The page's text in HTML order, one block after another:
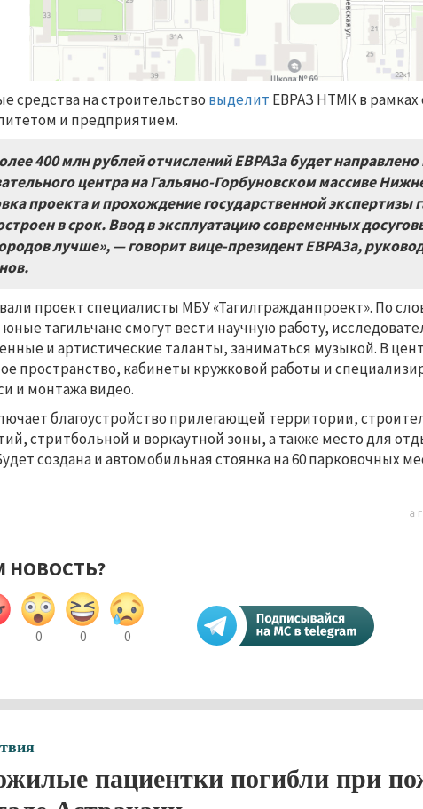
средства на строительство выделит ЕВРАЗ НТМК в
и предприятием.
400 млн рублей отчислений ЕВРАЗа будет
центра на Гальяно-Горбуновском массиве
проекта и прохождение государственной
в срок. Ввод в эксплуатацию современных
лучше», — говорит вице-президент ЕВРАЗа,
проект специалисты МБУ «Тагилгражданпроект». По
тагильчане смогут вести научную работу,
и артистические таланты, заниматься музыкой. В
пространство, кабинеты кружковой работы и
и монтажа видео.
благоустройство прилегающей территории,
стритбольной и воркаутной зоны, а также место для
создана и автомобильная стоянка на 60 парковочных
НОВОСТЬ?
0 0 0
пациентки погибли при